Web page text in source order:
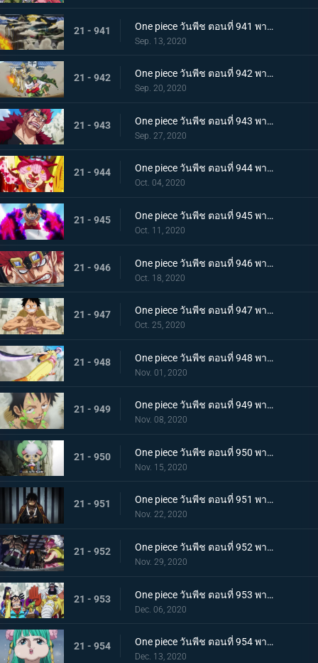
21 - 941 One piece วันพีช ตอนที่ 941 พากย์ไทย น้ำตาโทโกะ ลูกปืนที่ไร้ความรู้สึกของโอโรจิ!
Sep. 13, 2020
21 - 942 One piece วันพีช ตอนที่ 942 พากย์ไทย ใส่ให้ยับ! ความวุ่นวาย! การต่อสู้ที่ลานประหาร
Sep. 20, 2020
21 - 943 One piece วันพีช ตอนที่ 943 พากย์ไทย การตัดสินใจของลูฟี่ ทลายการแข่งซูโม่นรก!
Sep. 27, 2020
21 - 944 One piece วันพีช ตอนที่ 944 พากย์ไทย การมาของพายุ! บิ๊กมัมอาละวาด!
Oct. 04, 2020
21 - 945 One piece วันพีช ตอนที่ 945 พากย์ไทย ความแค้นถั่วแดงต้ม ลูฟี่เข้าตาจน
Oct. 11, 2020
21 - 946 One piece วันพีช ตอนที่ 946 พากย์ไทย หยุดยั้งสี่จักรพรรดิ! แผนการลับของควีน
Oct. 18, 2020
21 - 947 One piece วันพีช ตอนที่ 947 พากย์ไทย อาวุธทรงอานุภาพ! กระสุนโรคระบาดที่เล็งไปที่ลูฟี่
Oct. 25, 2020
21 - 948 One piece วันพีช ตอนที่ 948 พากย์ไทย เปิดฉากโต้กลับ! ลูฟี่และเหล่าซามูไรฝักดาบแดง!
Nov. 01, 2020
21 - 949 One piece วันพีช ตอนที่ 949 พากย์ไทย มาเพื่อชนะ! เสียงร้องที่สิ้นหวังของลูฟี่
Nov. 08, 2020
21 - 950 One piece วันพีช ตอนที่ 950 พากย์ไทย ความฝันของเหล่าทหาร! ลูฟี่ยึดครองอุด้ง!
Nov. 15, 2020
21 - 951 One piece วันพีช ตอนที่ 951 พากย์ไทย การไล่ล่าของโอโรจิ! หน่วยรบนินจา vs โซโล
Nov. 22, 2020
21 - 952 One piece วันพีช ตอนที่ 952 พากย์ไทย การเผชิญหน้าอย่างไม่คาดคิด! ของสี่จักรพรรดิทั้งสองคน
Nov. 29, 2020
21 - 953 One piece วันพีช ตอนที่ 953 พากย์ไทย คำสารภาพของฮิโยริ! พานพบอีกครั้งที่สะพานโออิฮิงิ
Dec. 06, 2020
21 - 954 One piece วันพีช ตอนที่ 954 พากย์ไทย ชื่อของมันคือเอ็นมะ! สุดยอดดาบของโอเด้ง!
Dec. 13, 2020